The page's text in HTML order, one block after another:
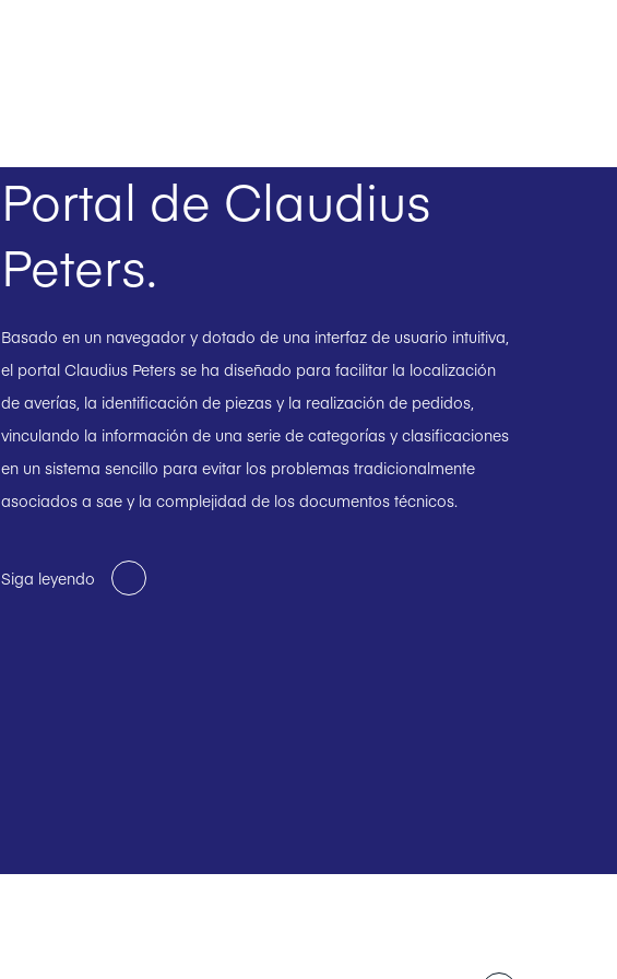
Portal de Claudius
Peters.
Basado en un navegador y dotado de una interfaz de usuario intuitiva,
el portal Claudius Peters se ha diseñado para facilitar la localización
de averías, la identificación de piezas y la realización de pedidos,
vinculando la información de una serie de categorías y clasificaciones
en un sistema sencillo para evitar los problemas tradicionalmente
asociados a sae y la complejidad de los documentos técnicos.
Siga leyendo